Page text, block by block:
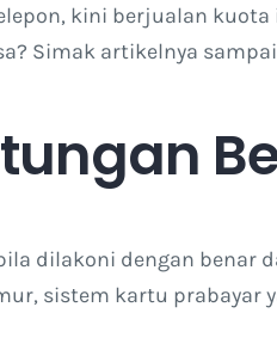
kini berjualan
Simak artikelnya
dilakoni dengan benar
sistem kartu prabayar